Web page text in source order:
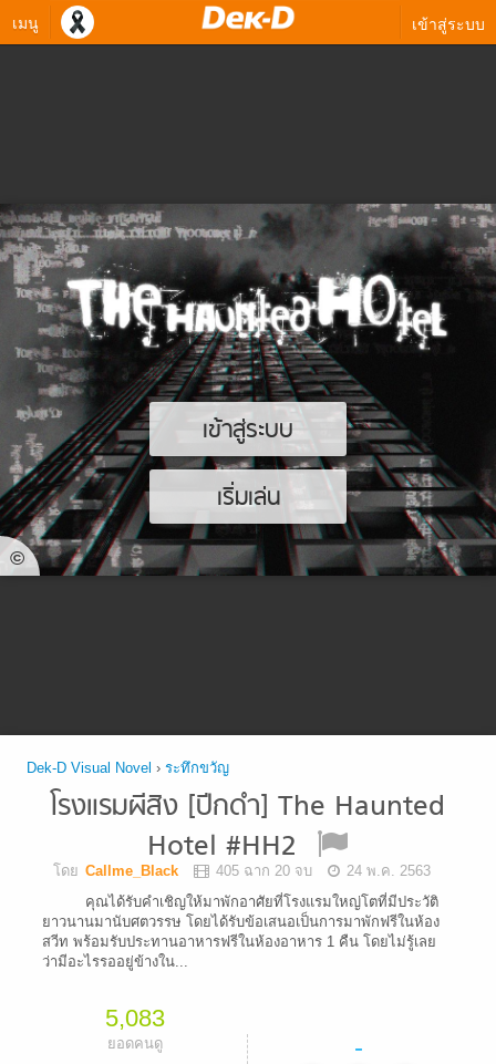
เมนู เข้าสู่ระบบ
เข้าสู่ระบบ
เริ่มเล่น
©
Dek-D Visual Novel › ระทึกขวัญ
โรงแรมผีสิง [ปีกดำ] The Haunted
Hotel #HH2
โดย Callme_Black 405 ฉาก 20 จบ
24 พ.ค. 2563
คุณได้รับคำเชิญให้มาพักอาศัยที่โรงแรมใหญ่โตที่มีประวัติ
ยาวนานมานับศตวรรษ โดยได้รับข้อเสนอเป็นการมาพักฟรีในห้อง
สวีท พร้อมรับประทานอาหารฟรีในห้องอาหาร 1 คืน โดยไม่รู้เลย
ว่ามีอะไรรออยู่ข้างใน...
5,083
ยอดคนดู -